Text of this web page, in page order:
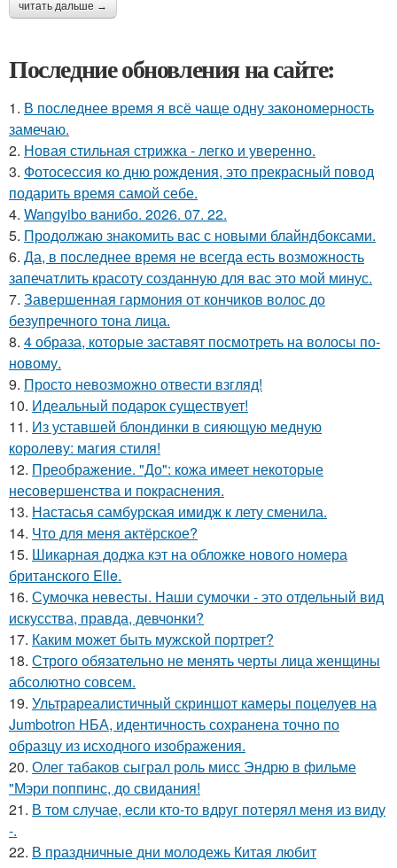
читать дальше →
Последние обновления на сайте:
1. В последнее время я всё чаще одну закономерность
замечаю.
2. Новая стильная стрижка - легко и уверенно.
3. Фотосессия ко дню рождения, это прекрасный повод
подарить время самой себе.
4. Wangyibo ванибо. 2026. 07. 22.
5. Продолжаю знакомить вас с новыми блайндбоксами.
6. Да, в последнее время не всегда есть возможность
запечатлить красоту созданную для вас это мой минус.
7. Завершенная гармония от кончиков волос до
безупречного тона лица.
8. 4 образа, которые заставят посмотреть на волосы по-
новому.
9. Просто невозможно отвести взгляд!
10. Идеальный подарок существует!
11. Из уставшей блондинки в сияющую медную
королеву: магия стиля!
12. Преображение. "До": кожа имеет некоторые
несовершенства и покраснения.
13. Настасья самбурская имидж к лету сменила.
14. Что для меня актёрское?
15. Шикарная доджа кэт на обложке нового номера
британского Elle.
16. Сумочка невесты. Наши сумочки - это отдельный вид
искусства, правда, девчонки?
17. Каким может быть мужской портрет?
18. Строго обязательно не менять черты лица женщины
абсолютно совсем.
19. Ультрареалистичный скриншот камеры поцелуев на
Jumbotron НБА, идентичность сохранена точно по
образцу из исходного изображения.
20. Олег табаков сыграл роль мисс Эндрю в фильме
"Мэри поппинс, до свидания!
21. В том случае, если кто-то вдруг потерял меня из виду
-.
22. В праздничные дни молодежь Китая любит